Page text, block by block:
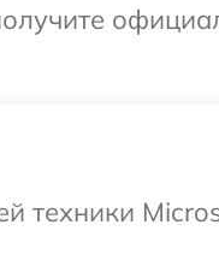
техники